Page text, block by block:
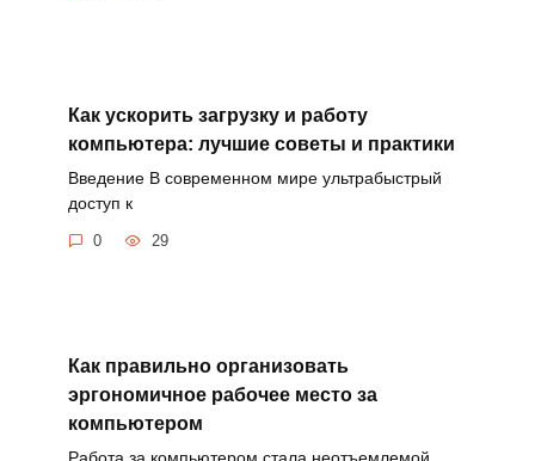
Как ускорить загрузку и работу
компьютера: лучшие советы и практики
Введение В современном мире ультрабыстрый
доступ к
0 29
Как правильно организовать
эргономичное рабочее место за
компьютером